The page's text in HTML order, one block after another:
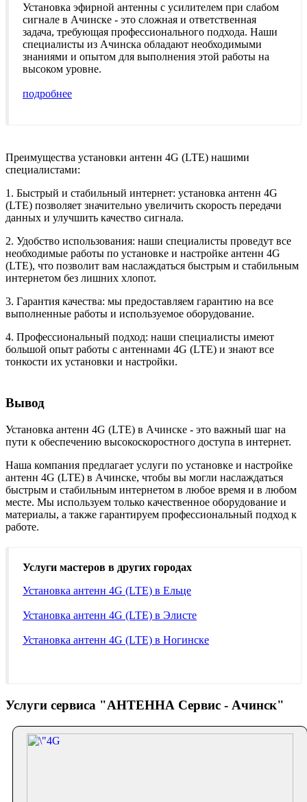
Установка эфирной антенны с усилителем при слабом
сигнале в Ачинске - это сложная и ответственная
задача, требующая профессионального подхода. Наши
специалисты из Ачинска обладают необходимыми
знаниями и опытом для выполнения этой работы на
высоком уровне.
подробнее
Преимущества установки антенн 4G (LTE) нашими
специалистами:
1. Быстрый и стабильный интернет: установка антенн 4G
(LTE) позволяет значительно увеличить скорость передачи
данных и улучшить качество сигнала.
2. Удобство использования: наши специалисты проведут все
необходимые работы по установке и настройке антенн 4G
(LTE), что позволит вам наслаждаться быстрым и стабильным
интернетом без лишних хлопот.
3. Гарантия качества: мы предоставляем гарантию на все
выполненные работы и используемое оборудование.
4. Профессиональный подход: наши специалисты имеют
большой опыт работы с антеннами 4G (LTE) и знают все
тонкости их установки и настройки.
Вывод
Установка антенн 4G (LTE) в Ачинске - это важный шаг на
пути к обеспечению высокоскоростного доступа в интернет.
Наша компания предлагает услуги по установке и настройке
антенн 4G (LTE) в Ачинске, чтобы вы могли наслаждаться
быстрым и стабильным интернетом в любое время и в любом
месте. Мы используем только качественное оборудование и
материалы, а также гарантируем профессиональный подход к
работе.
Услуги мастеров в других городах
Установка антенн 4G (LTE) в Ельце
Установка антенн 4G (LTE) в Элисте
Установка антенн 4G (LTE) в Ногинске
Услуги сервиса "АНТЕННА Сервис - Ачинск"